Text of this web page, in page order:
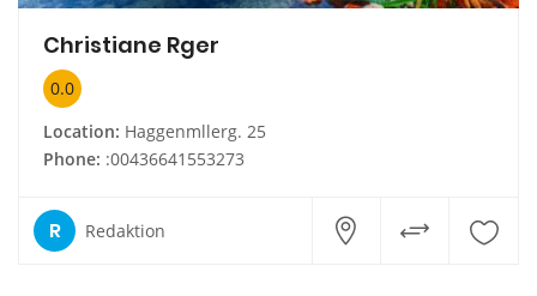
Christiane Rger
0.0
Location: Haggenmllerg. 25
Phone: :00436641553273
R Redaktion